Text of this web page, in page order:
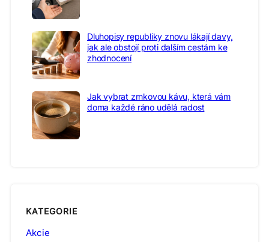
Dluhopisy republiky znovu lákají davy,
jak ale obstojí proti dalším cestám ke
zhodnocení
Jak vybrat zrnkovou kávu, která vám
doma každé ráno udělá radost
KATEGORIE
Akcie